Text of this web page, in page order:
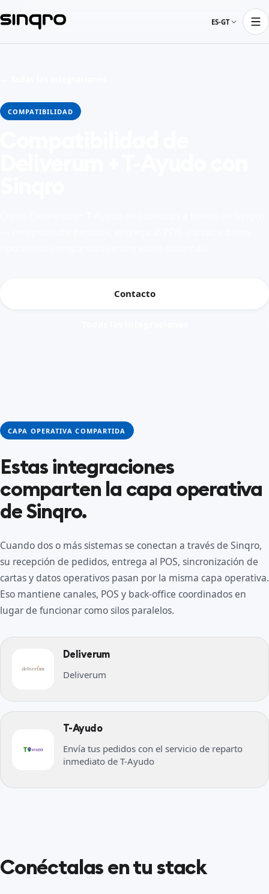
ES-GT
COMPATIBILIDAD
Contacto
CAPA OPERATIVA COMPARTIDA
Estas integraciones
comparten la capa operativa
de Sinqro.
Cuando dos o más sistemas se conectan a través de Sinqro,
su recepción de pedidos, entrega al POS, sincronización de
cartas y datos operativos pasan por la misma capa operativa.
Eso mantiene canales, POS y back-office coordinados en
lugar de funcionar como silos paralelos.
Deliverum
Deliverum
T-Ayudo
Envía tus pedidos con el servicio de reparto
inmediato de T-Ayudo
Conéctalas en tu stack